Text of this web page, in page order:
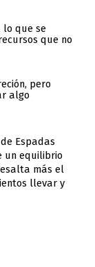
que se
que no
pero
algo
Espadas
un equilibrio
más el
llevar y